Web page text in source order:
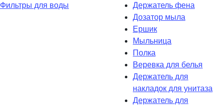
Фильтры для воды
Держатель фена
Дозатор мыла
Eршик
Мыльница
Полка
Веревка для белья
Держатель для
накладок для унитаза
Держатель для